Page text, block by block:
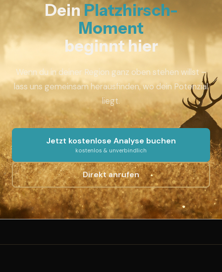
Dein Platzhirsch-
Moment
beginnt hier
Wenn du in deiner Region ganz oben stehen willst –
lass uns gemeinsam herausfinden, wo dein Potenzial
liegt.
Jetzt kostenlose Analyse buchen
kostenlos & unverbindlich
Direkt anrufen